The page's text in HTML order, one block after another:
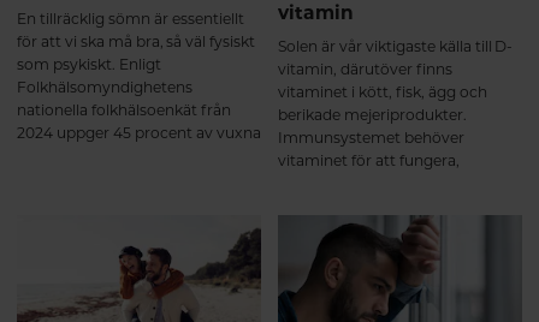
En tillräcklig sömn är essentiellt
för att vi ska må bra, så väl fysiskt
som psykiskt. Enligt
Folkhälsomyndighetens
nationella folkhälsoenkät från
2024 uppger 45 procent av vuxna
vitamin
Solen är vår viktigaste källa till D-
vitamin, därutöver finns
vitaminet i kött, fisk, ägg och
berikade mejeriprodukter.
Immunsystemet behöver
vitaminet för att fungera,
D-vitamin och symptom på
depression. Här får du veta mer
om varför det är så viktigt att
tillgodose sitt behov av D-